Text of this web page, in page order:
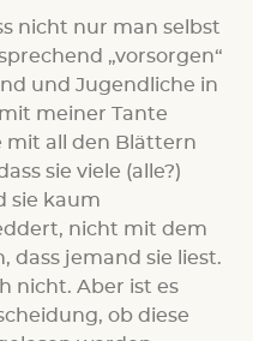
nicht nur man selbst
„vorsorgen“
und Jugendliche in
meiner Tante
mit all den Blättern
sie viele (alle?)
sie kaum
nicht mit dem
dass jemand sie liest.
nicht. Aber ist es
ob diese